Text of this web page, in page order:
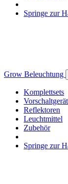
Springe zur
Grow Beleuchtung
Komplettsets
Reflektoren
Leuchtmittel
Zubehör
Springe zur